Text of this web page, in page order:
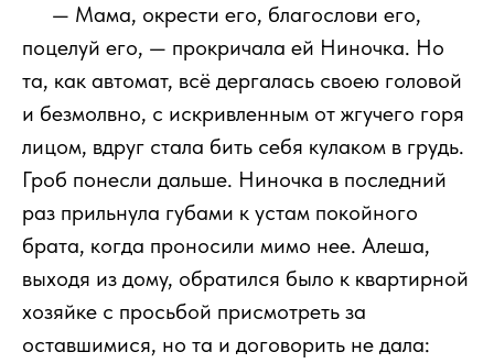
— Мама, окрести его, благослови его,
поцелуй его, — прокричала ей Ниночка. Но
та, как автомат, всё дергалась своею головой
и безмолвно, с искривленным от жгучего горя
лицом, вдруг стала бить себя кулаком в грудь.
Гроб понесли дальше. Ниночка в последний
раз прильнула губами к устам покойного
брата, когда проносили мимо нее. Алеша,
выходя из дому, обратился было к квартирной
хозяйке с просьбой присмотреть за
оставшимися, но та и договорить не дала: